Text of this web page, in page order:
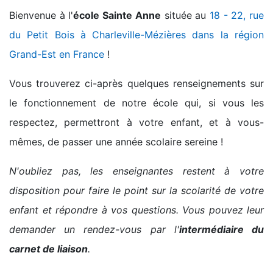
Bienvenue à l'école Sainte Anne située au 18 - 22, rue
du Petit Bois à Charleville-Mézières dans la région
Grand-Est en France !
Vous trouverez ci-après quelques renseignements sur
le fonctionnement de notre école qui, si vous les
respectez, permettront à votre enfant, et à vous-
mêmes, de passer une année scolaire sereine !
N'oubliez pas, les enseignantes restent à votre
disposition pour faire le point sur la scolarité de votre
enfant et répondre à vos questions. Vous pouvez leur
demander un rendez-vous par l'intermédiaire du
carnet de liaison.